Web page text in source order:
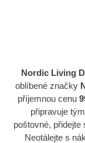
Nordic Living
oblíbené značky
příjemnou cenu
připravuje
poštovné,
Neotálejte s